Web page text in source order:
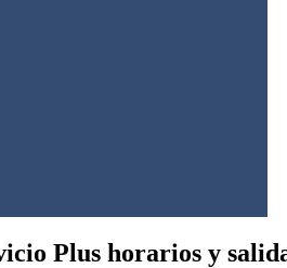
Plus horarios y